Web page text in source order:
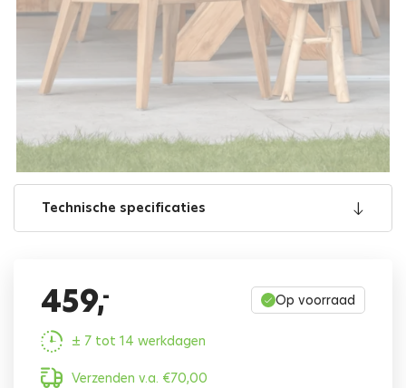
Technische specificaties
459,- Op voorraad
± 7 tot 14 werkdagen
Verzenden v.a. €70,00